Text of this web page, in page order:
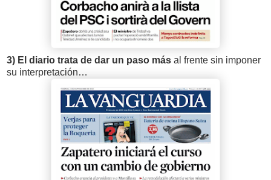
3) El diario trata de dar un paso más al frente sin imponer
su interpretación…